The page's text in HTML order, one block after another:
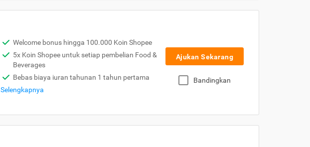
Welcome bonus hingga 100.000 Koin Shopee
5x Koin Shopee untuk setiap pembelian Food &
Beverages
Bebas biaya iuran tahunan 1 tahun pertama
Selengkapnya
Ajukan Sekarang
Bandingkan